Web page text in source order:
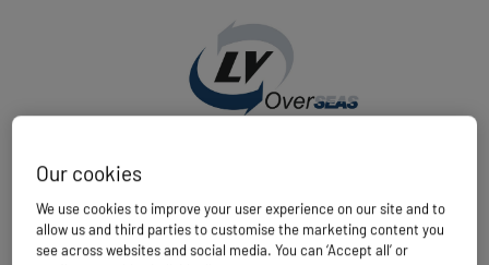
网站
https://leonvincent.fr
Our cookies
We use cookies to improve your user experience on our site and to
allow us and third parties to customise the marketing content you
see across websites and social media. You can ‘Accept all’ or